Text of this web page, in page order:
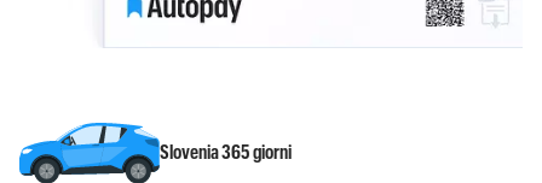
Slovenia 365 giorni